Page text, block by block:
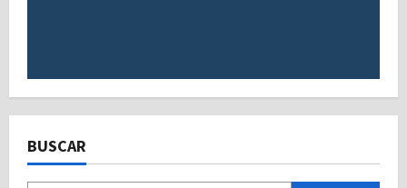
BUSCAR